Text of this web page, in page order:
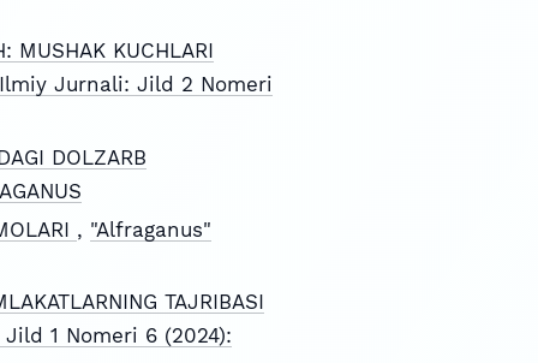
MUSHAK KUCHLARI
Jurnali: Jild 2 Nomeri
DOLZARB
, "Alfraganus"
TAJRIBASI
1 Nomeri 6 (2024):